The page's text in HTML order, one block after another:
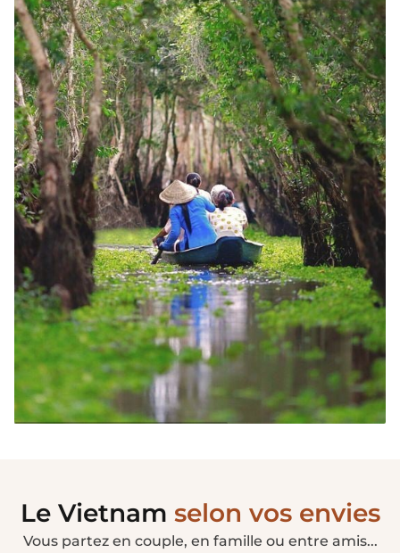
Le Vietnam selon vos envies
Vous partez en couple, en famille ou entre amis...